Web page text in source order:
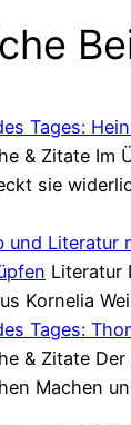
Tages:
& Zitate Im
sie
und Literatur
Literatur
Kornelia
Tages:
& Zitate
Machen